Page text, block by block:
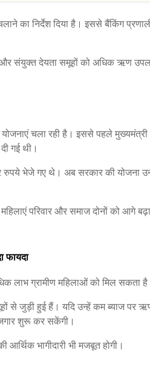
का निर्देश दिया है। इससे बैंकिंग
संयुक्त देयता समूहों को अधिक ऋण
चला रही है। इससे पहले मुख्यमंत्री
गई थी।
भेजे गए थे। अब सरकार की योजना
परिवार और समाज दोनों को आगे
फायदा
लाभ ग्रामीण महिलाओं को मिल सकता
से जुड़ी हुई हैं। यदि उन्हें कम ब्याज पर
शुरू कर सकेंगी।
भागीदारी भी मजबूत होगी।